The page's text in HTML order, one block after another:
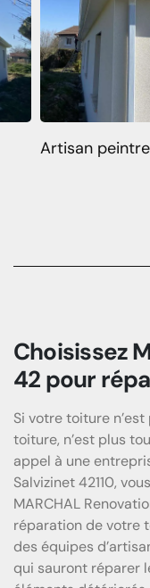
Artisan
Choisissez
42 pour
Si votre toiture
toiture, n’est plus
appel à une
Salvizinet 42110,
MARCHAL
réparation de votre
des équipes
qui sauront réparer